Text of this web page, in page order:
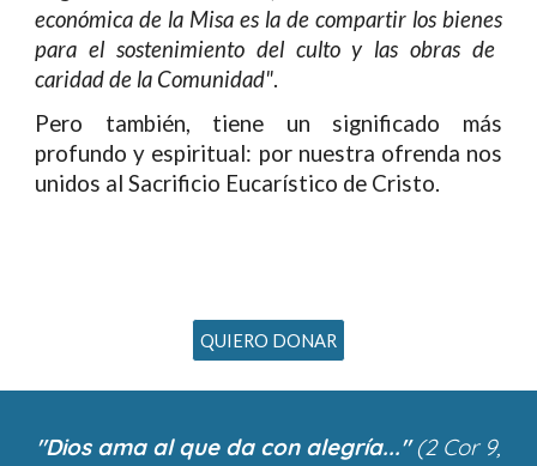
económica de la Misa es la de compartirlos bienes
para el sostenimiento del culto y las obras de
caridad de la Comunidad".
Pero también, tiene un significado más
profundo y espiritual: por nuestra ofrenda nos
unidos al Sacrificio Eucarístico de Cristo.
QUIERO DONAR
"Dios ama al que da con alegría..."(2 Cor 9,